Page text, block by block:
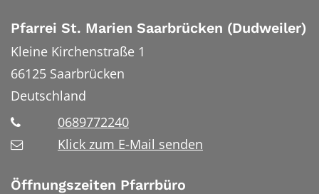
Pfarrei St. Marien Saarbrücken (Dudweiler)
Kleine Kirchenstraße 1
66125 Saarbrücken
Deutschland
0689772240
Klick zum E-Mail senden
Öffnungszeiten Pfarrbüro